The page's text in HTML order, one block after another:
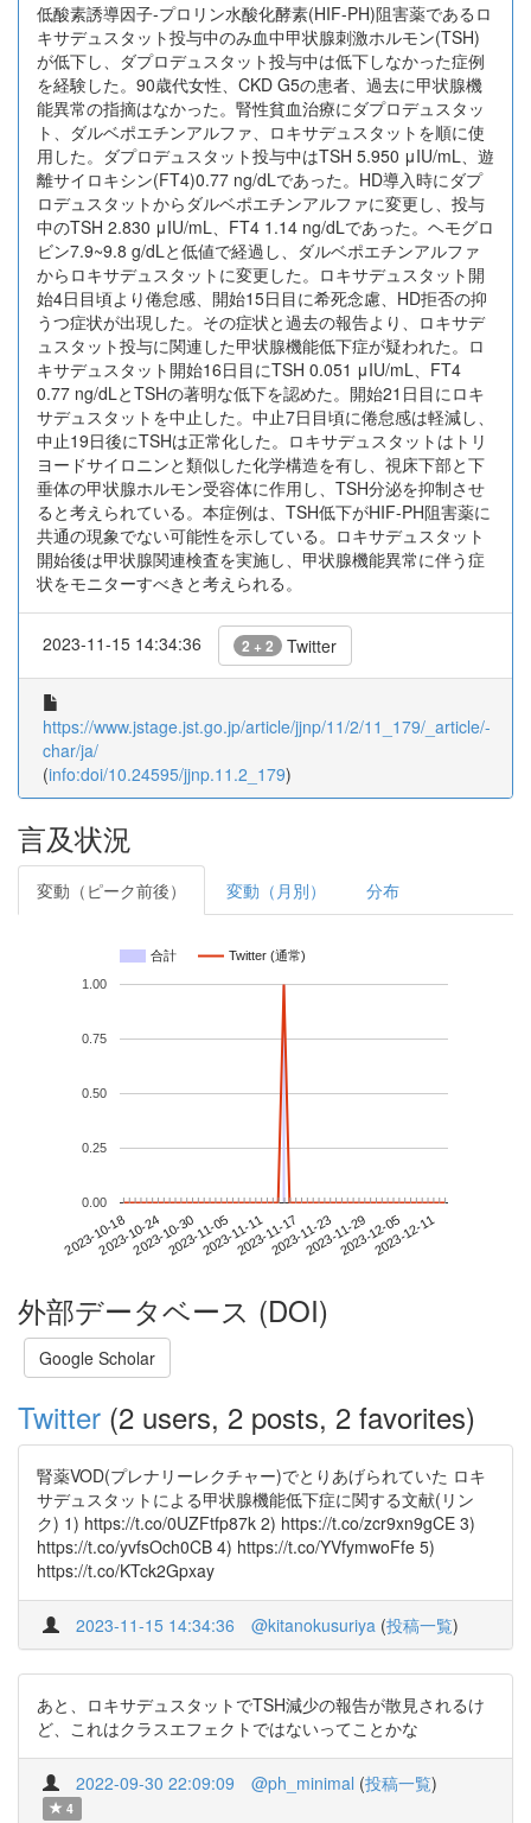
低酸素誘導因子-プロリン水酸化酵素(HIF-PH)阻害薬であるロ
キサデュスタット投与中のみ血中甲状腺刺激ホルモン(TSH)
が低下し、ダプロデュスタット投与中は低下しなかった症例
を経験した。90歳代女性、CKD G5の患者、過去に甲状腺機
能異常の指摘はなかった。腎性貧血治療にダプロデュスタッ
ト、ダルベポエチンアルファ、ロキサデュスタットを順に使
用した。ダプロデュスタット投与中はTSH 5.950 μIU/mL、遊
離サイロキシン(FT4)0.77 ng/dLであった。HD導入時にダプ
ロデュスタットからダルベポエチンアルファに変更し、投与
中のTSH 2.830 μIU/mL、FT4 1.14 ng/dLであった。ヘモグロ
ビン7.9~9.8 g/dLと低値で経過し、ダルベポエチンアルファ
からロキサデュスタットに変更した。ロキサデュスタット開
始4日目頃より倦怠感、開始15日目に希死念慮、HD拒否の抑
うつ症状が出現した。その症状と過去の報告より、ロキサデ
ュスタット投与に関連した甲状腺機能低下症が疑われた。ロ
キサデュスタット開始16日目にTSH 0.051 μIU/mL、FT4
0.77 ng/dLとTSHの著明な低下を認めた。開始21日目にロキ
サデュスタットを中止した。中止7日目頃に倦怠感は軽減し、
中止19日後にTSHは正常化した。ロキサデュスタットはトリ
ヨードサイロニンと類似した化学構造を有し、視床下部と下
垂体の甲状腺ホルモン受容体に作用し、TSH分泌を抑制させ
ると考えられている。本症例は、TSH低下がHIF-PH阻害薬に
共通の現象でない可能性を示している。ロキサデュスタット
開始後は甲状腺関連検査を実施し、甲状腺機能異常に伴う症
状をモニターすべきと考えられる。
2023-11-15 14:34:36 2 + 2 Twitter
https://www.jstage.jst.go.jp/article/jjnp/11/2/11_179/_article/-
char/ja/
(info:doi/10.24595/jjnp.11.2_179)
言及状況
変動（ピーク前後） 変動（月別） 分布
合計 Twitter (通常)
2023-10-182023-10-242023-10-302023-11-052023-11-112023-11-172023-11-232023-11-292023-12-052023-12-11
0.00
0.25
0.50
0.75
1.00
外部データベース (DOI)
Google Scholar
Twitter (2 users, 2 posts, 2 favorites)
腎薬VOD(プレナリーレクチャー)でとりあげられていた ロキ
サデュスタットによる甲状腺機能低下症に関する文献(リン
ク) 1) https://t.co/0UZFtfp87k 2) https://t.co/zcr9xn9gCE 3)
https://t.co/yvfsOch0CB 4) https://t.co/YVfymwoFfe 5)
https://t.co/KTck2Gpxay
2023-11-15 14:34:36 @kitanokusuriya (投稿一覧)
あと、ロキサデュスタットでTSH減少の報告が散見されるけ
ど、これはクラスエフェクトではないってことかな
2022-09-30 22:09:09 @ph_minimal (投稿一覧)
4